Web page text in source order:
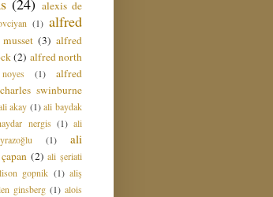
alexis de
(1) alfred
(3) alfred
(2) alfred north
(1)
alfred
swinburne
akay (1) ali baydak
nergis (1) ali
(1)
ali
(2) ali şeriati
gopnik (1) aliş
ginsberg (1) alois